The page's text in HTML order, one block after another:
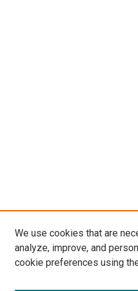
We use cookies that are
analyze, improve, and
cookie preferences using